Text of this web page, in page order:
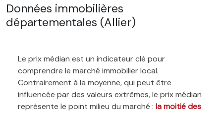
Données immobilières
départementales (Allier)
Le prix médian est un indicateur clé pour
comprendre le marché immobilier local.
Contrairement à la moyenne, qui peut être
influencée par des valeurs extrêmes, le prix médian
représente le point milieu du marché : la moitié des